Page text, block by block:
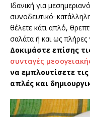
Ιδανική για
συνοδευτικό·
θέλετε κάτι απλό,
σαλάτα ή και ως πλήρες
Δοκιμάστε επίσης
συνταγές
να εμπλουτίσετε
απλές και